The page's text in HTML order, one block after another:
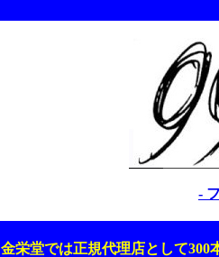
-
金栄堂では正規代理店として300